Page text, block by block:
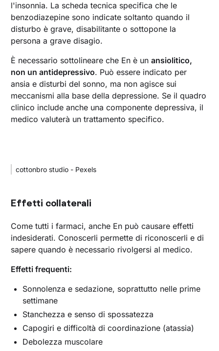
l'insonnia. La scheda tecnica specifica che le
benzodiazepine sono indicate soltanto quando il
disturbo è grave, disabilitante o sottopone la
persona a grave disagio.
È necessario sottolineare che En è unansiolitico,
non un antidepressivo. Può essere indicato per
ansia e disturbi del sonno, ma non agisce sui
meccanismi alla base della depressione. Se il quadro
clinico include anche una componente depressiva, il
medico valuterà un trattamento specifico.
cottonbro studio - Pexels
Effetti collaterali
Come tutti i farmaci, anche En può causare effetti
indesiderati. Conoscerli permette di riconoscerli e di
sapere quando è necessario rivolgersi al medico.
Effetti frequenti:
Sonnolenza e sedazione, soprattutto nelle prime
settimane
Stanchezza e senso di spossatezza
Capogiri e difficoltà di coordinazione (atassia)
Debolezza muscolare